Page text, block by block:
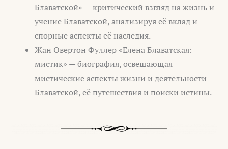
Блаватской» — критический взгляд на жизнь и
учение Блаватской, анализируя её вклад и
спорные аспекты её наследия.
Жан Овертон Фуллер «Елена Блаватская:
мистик» — биография, освещающая
мистические аспекты жизни и деятельности
Блаватской, её путешествия и поиски истины.